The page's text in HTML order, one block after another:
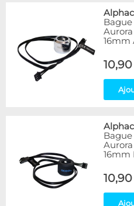
Articles en promotions
Appliquer16mm
16mm